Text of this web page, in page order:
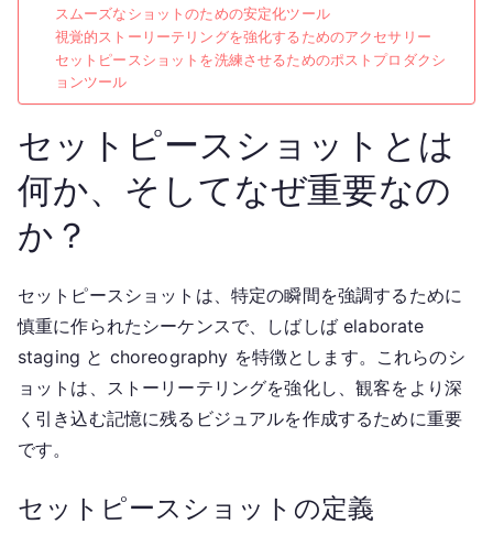
スムーズなショットのための安定化ツール
視覚的ストーリーテリングを強化するためのアクセサリー
セットピースショットを洗練させるためのポストプロダクシ
ョンツール
セットピースショットとは
何か、そしてなぜ重要なの
か？
セットピースショットは、特定の瞬間を強調するために
慎重に作られたシーケンスで、しばしば elaborate
staging と choreography を特徴とします。これらのシ
ョットは、ストーリーテリングを強化し、観客をより深
く引き込む記憶に残るビジュアルを作成するために重要
です。
セットピースショットの定義